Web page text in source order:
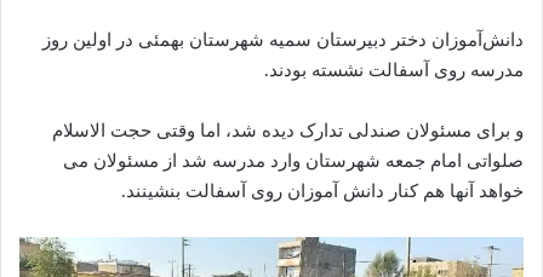
دانش‌آموزان دختر دبیرستان سمیه شهرستان بهمئی در اولین روز
مدرسه روی آسفالت نشسته بودند.
و برای مسئولان صندلی تدارک دیده‌‌‌‌‌ شد، اما وقتی حجت‌ الاسلام
صلواتی امام جمعه شهرستان وارد مدرسه شد از مسئولان می‌
خواهد آنها هم کنار دانش‌ آموزان روی آسفالت بنشینند.